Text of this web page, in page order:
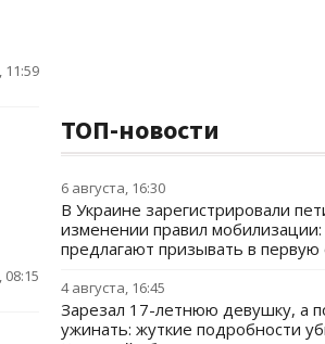
11:59
ТОП-новости
6 августа, 16:30
В Украине зарегистрировали
изменении правил мобилизации:
предлагают призывать в
4 августа, 16:45
Зарезал 17-летнюю девушку, а
ужинать: жуткие подробности